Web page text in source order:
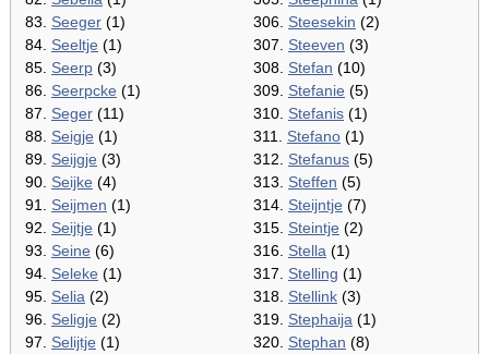
83. Seeger (1)
84. Seeltje (1)
85. Seerp (3)
86. Seerpcke (1)
87. Seger (11)
88. Seigje (1)
89. Seijgje (3)
90. Seijke (4)
91. Seijmen (1)
92. Seijtje (1)
93. Seine (6)
94. Seleke (1)
95. Selia (2)
96. Seligje (2)
97. Selijtje (1)
306. Steesekin (2)
307. Steeven (3)
308. Stefan (10)
309. Stefanie (5)
310. Stefanis (1)
311. Stefano (1)
312. Stefanus (5)
313. Steffen (5)
314. Steijntje (7)
315. Steintje (2)
316. Stella (1)
317. Stelling (1)
318. Stellink (3)
319. Stephaija (1)
320. Stephan (8)